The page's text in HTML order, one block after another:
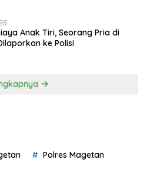
Anak Tiri, Seorang Pria di
ke Polisi
Polres Magetan